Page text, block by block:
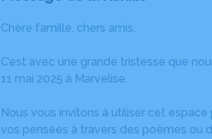
Chère famille, chers amis,
C’est avec une grande tristesse que
11 mai 2025 à Marvelise.
Nous vous invitons à utiliser cet
vos pensées à travers des poèmes ou